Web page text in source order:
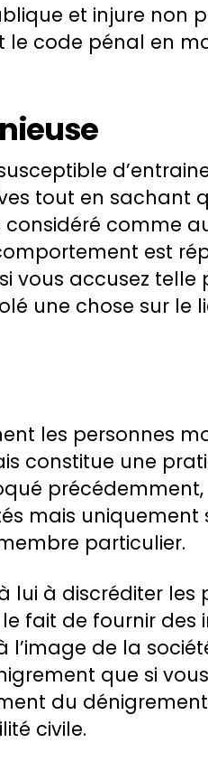
et injure non
le code pénal en
tout en sachant
comme
est
vous accusez telle
une chose sur le
les personnes
constitue une
mais uniquement
particulier.
lui à discréditer les
fait de fournir des
de la
que si
du dénigrement
civile.